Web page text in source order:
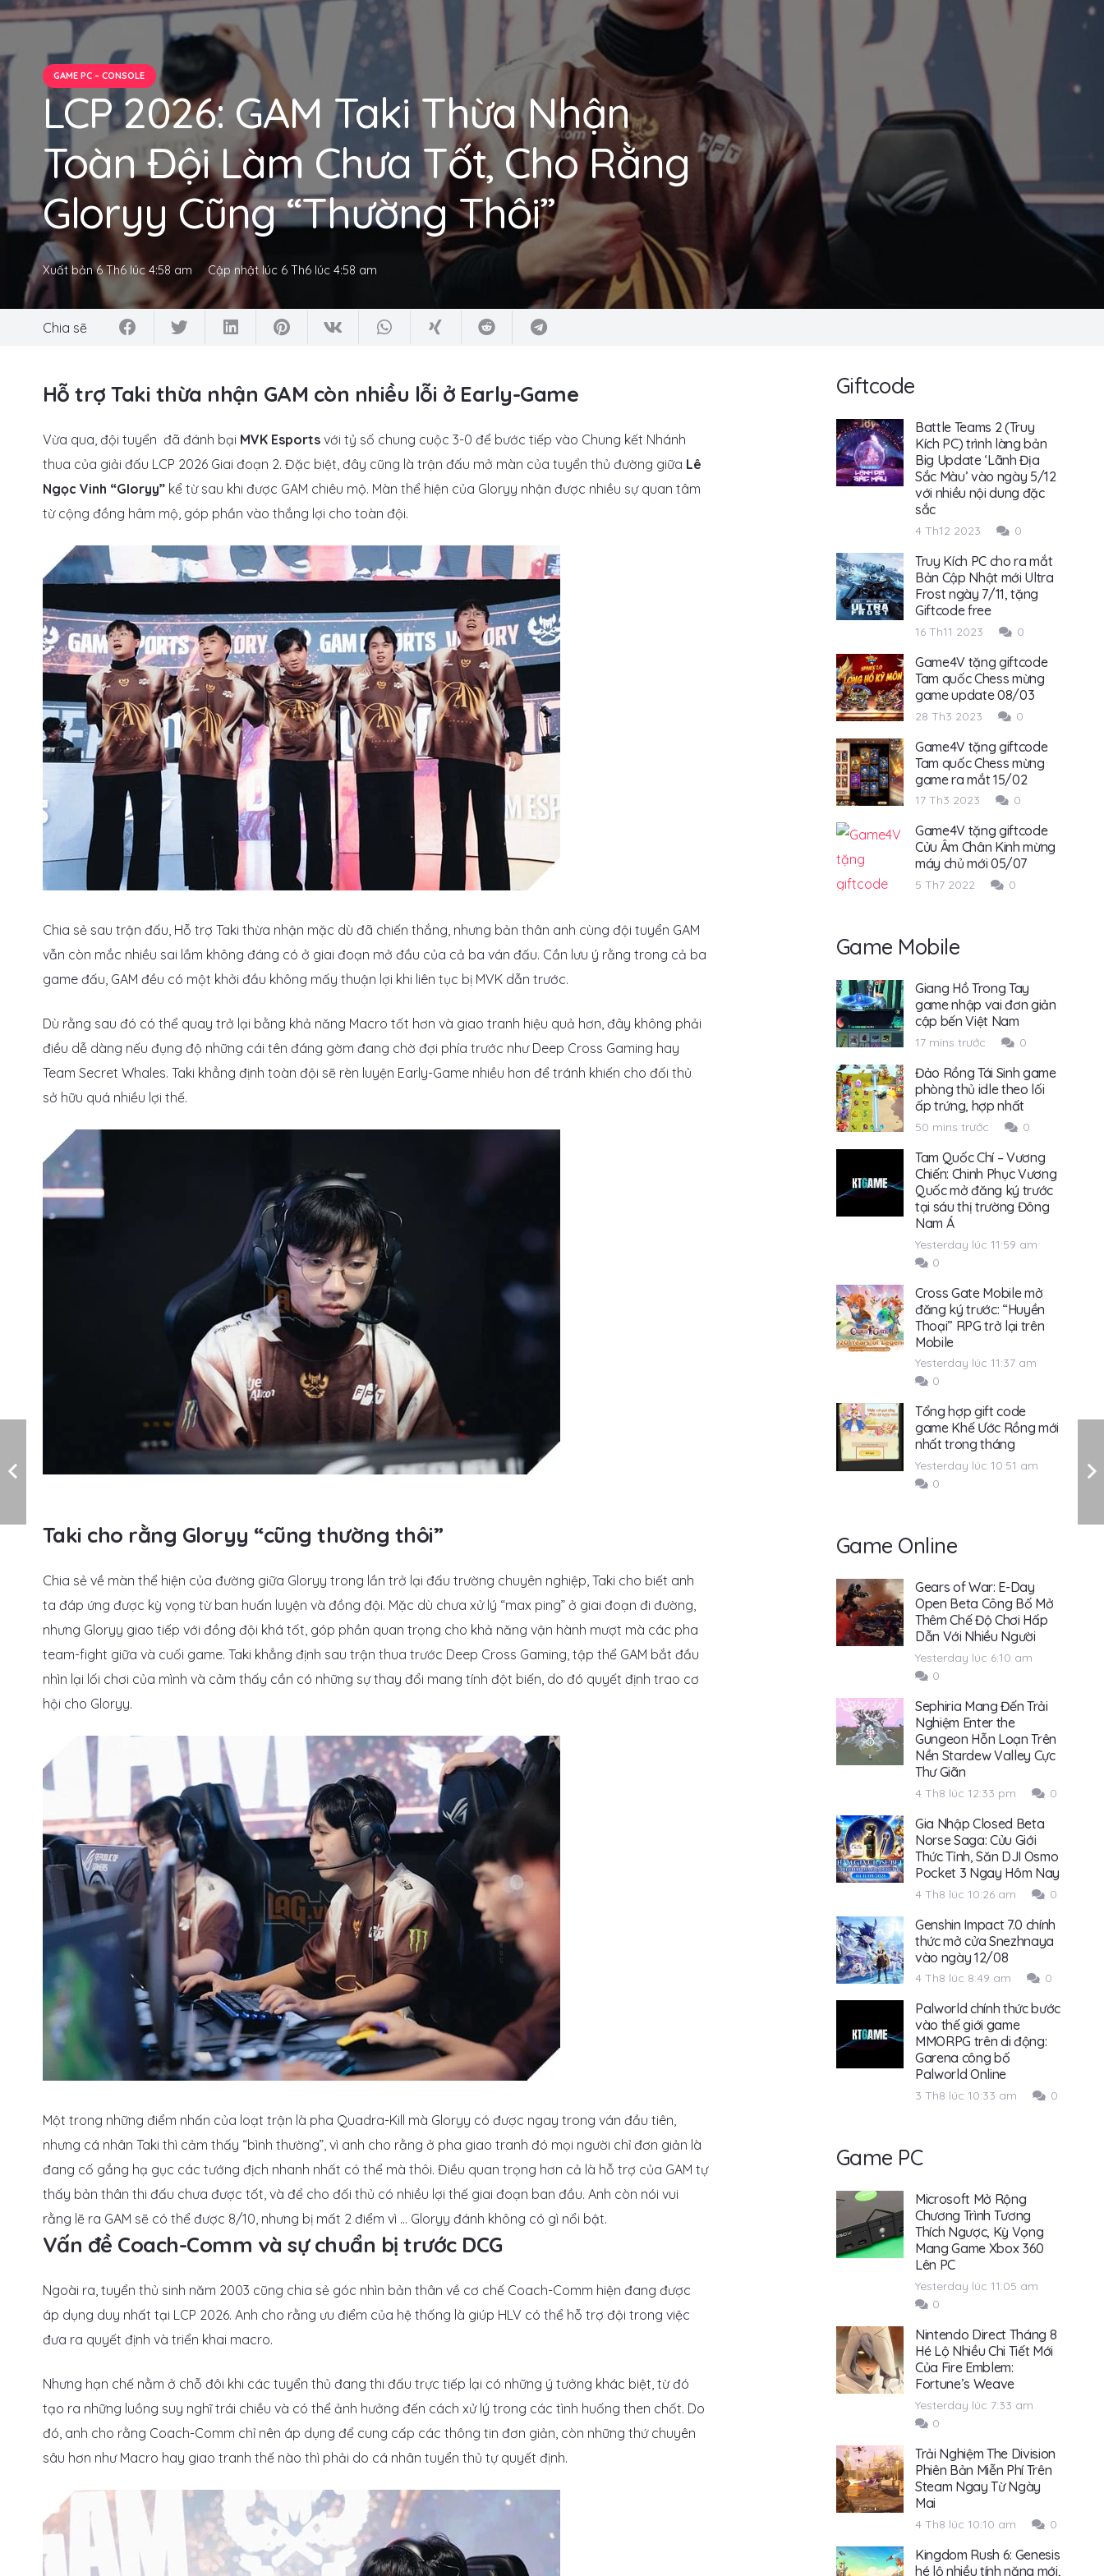
GAME PC – CONSOLE
LCP 2026: GAM Taki Thừa Nhận
Toàn Đội Làm Chưa Tốt, Cho Rằng
Gloryy Cũng “Thường Thôi”
Xuất bản6 Th6 lúc 4:58 am Cập nhật lúc 6 Th6 lúc 4:58 am
Chia sẽ
Hỗ trợ Taki thừa nhận GAM còn nhiều lỗi ở Early-Game
Vừa qua, đội tuyển đã đánh bại MVK Esports với tỷ số chung cuộc 3-0 để bước tiếp vào Chung kết Nhánh
thua của giải đấu LCP 2026 Giai đoạn 2. Đặc biệt, đây cũng là trận đấu mở màn của tuyển thủ đường giữa Lê
Ngọc Vinh “Gloryy” kể từ sau khi được GAM chiêu mộ. Màn thể hiện của Gloryy nhận được nhiều sự quan tâm
từ cộng đồng hâm mộ, góp phần vào thắng lợi cho toàn đội.
Chia sẻ sau trận đấu, Hỗ trợ Taki thừa nhận mặc dù đã chiến thắng, nhưng bản thân anh cùng đội tuyển GAM
vẫn còn mắc nhiều sai lầm không đáng có ở giai đoạn mở đầu của cả ba ván đấu. Cần lưu ý rằng trong cả ba
game đấu, GAM đều có một khởi đầu không mấy thuận lợi khi liên tục bị MVK dẫn trước.
Dù rằng sau đó có thể quay trở lại bằng khả năng Macro tốt hơn và giao tranh hiệu quả hơn, đây không phải
điều dễ dàng nếu đụng độ những cái tên đáng gờm đang chờ đợi phía trước như Deep Cross Gaming hay
Team Secret Whales. Taki khẳng định toàn đội sẽ rèn luyện Early-Game nhiều hơn để tránh khiến cho đối thủ
sở hữu quá nhiều lợi thế.
Taki cho rằng Gloryy “cũng thường thôi”
Chia sẻ về màn thể hiện của đường giữa Gloryy trong lần trở lại đấu trường chuyên nghiệp, Taki cho biết anh
ta đáp ứng được kỳ vọng từ ban huấn luyện và đồng đội. Mặc dù chưa xử lý “max ping” ở giai đoạn đi đường,
nhưng Gloryy giao tiếp với đồng đội khá tốt, góp phần quan trọng cho khả năng vận hành mượt mà các pha
team-fight giữa và cuối game. Taki khẳng định sau trận thua trước Deep Cross Gaming, tập thể GAM bắt đầu
nhìn lại lối chơi của mình và cảm thấy cần có những sự thay đổi mang tính đột biến, do đó quyết định trao cơ
hội cho Gloryy.
Một trong những điểm nhấn của loạt trận là pha Quadra-Kill mà Gloryy có được ngay trong ván đầu tiên,
nhưng cá nhân Taki thì cảm thấy “bình thường”, vì anh cho rằng ở pha giao tranh đó mọi người chỉ đơn giản là
đang cố gắng hạ gục các tướng địch nhanh nhất có thể mà thôi. Điều quan trọng hơn cả là hỗ trợ của GAM tự
thấy bản thân thi đấu chưa được tốt, và để cho đối thủ có nhiều lợi thế giai đoạn ban đầu. Anh còn nói vui
rằng lẽ ra GAM sẽ có thể được 8/10, nhưng bị mất 2 điểm vì … Gloryy đánh không có gì nổi bật.
Vấn đề Coach-Comm và sự chuẩn bị trước DCG
Ngoài ra, tuyển thủ sinh năm 2003 cũng chia sẻ góc nhìn bản thân về cơ chế Coach-Comm hiện đang được
áp dụng duy nhất tại LCP 2026. Anh cho rằng ưu điểm của hệ thống là giúp HLV có thể hỗ trợ đội trong việc
đưa ra quyết định và triển khai macro.
Nhưng hạn chế nằm ở chỗ đôi khi các tuyển thủ đang thi đấu trực tiếp lại có những ý tưởng khác biệt, từ đó
tạo ra những luồng suy nghĩ trái chiều và có thể ảnh hưởng đến cách xử lý trong các tình huống then chốt. Do
đó, anh cho rằng Coach-Comm chỉ nên áp dụng để cung cấp các thông tin đơn giản, còn những thứ chuyên
sâu hơn như Macro hay giao tranh thế nào thì phải do cá nhân tuyển thủ tự quyết định.
Giftcode
Battle Teams 2 (Truy
Kích PC) trình làng bản
Big Update ‘Lãnh Địa
Sắc Màu’ vào ngày 5/12
với nhiều nội dung đặc
sắc
4 Th12 2023 0
Truy Kích PC cho ra mắt
Bản Cập Nhật mới Ultra
Frost ngày 7/11, tặng
Giftcode free
16 Th11 2023 0
Game4V tặng giftcode
Tam quốc Chess mừng
game update 08/03
28 Th3 2023 0
Game4V tặng giftcode
Tam quốc Chess mừng
game ra mắt 15/02
17 Th3 2023 0
Game4V tặng giftcode
Cửu Âm Chân Kinh mừng
máy chủ mới 05/07
5 Th7 2022 0
Game Mobile
Giang Hồ Trong Tay
game nhập vai đơn giản
cập bến Việt Nam
17 mins trước 0
Đảo Rồng Tái Sinh game
phòng thủ idle theo lối
ấp trứng, hợp nhất
50 mins trước 0
Tam Quốc Chí – Vương
Chiến: Chinh Phục Vương
Quốc mở đăng ký trước
tại sáu thị trường Đông
Nam Á
Yesterday lúc 11:59 am
0
Cross Gate Mobile mở
đăng ký trước: “Huyền
Thoại” RPG trở lại trên
Mobile
Yesterday lúc 11:37 am
0
Tổng hợp gift code
game Khế Ước Rồng mới
nhất trong tháng
Yesterday lúc 10:51 am
0
Game Online
Gears of War: E-Day
Open Beta Công Bố Mở
Thêm Chế Độ Chơi Hấp
Dẫn Với Nhiều Người
Yesterday lúc 6:10 am
0
Sephiria Mang Đến Trải
Nghiệm Enter the
Gungeon Hỗn Loạn Trên
Nền Stardew Valley Cực
Thư Giãn
4 Th8 lúc 12:33 pm 0
Gia Nhập Closed Beta
Norse Saga: Cửu Giới
Thức Tỉnh, Săn DJI Osmo
Pocket 3 Ngay Hôm Nay
4 Th8 lúc 10:26 am 0
Genshin Impact 7.0 chính
thức mở cửa Snezhnaya
vào ngày 12/08
4 Th8 lúc 8:49 am 0
Palworld chính thức bước
vào thế giới game
MMORPG trên di động:
Garena công bố
Palworld Online
3 Th8 lúc 10:33 am 0
Game PC
Microsoft Mở Rộng
Chương Trình Tương
Thích Ngược, Kỳ Vọng
Mang Game Xbox 360
Lên PC
Yesterday lúc 11:05 am
0
Nintendo Direct Tháng 8
Hé Lộ Nhiều Chi Tiết Mới
Của Fire Emblem:
Fortune’s Weave
Yesterday lúc 7:33 am
0
Trải Nghiệm The Division
Phiên Bản Miễn Phí Trên
Steam Ngay Từ Ngày
Mai
4 Th8 lúc 10:10 am 0
Kingdom Rush 6: Genesis
hé lộ nhiều tính năng mới,